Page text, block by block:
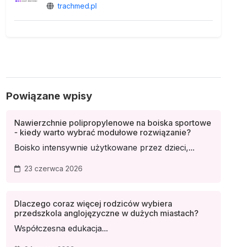
trachmed.pl
Powiązane wpisy
Nawierzchnie polipropylenowe na boiska sportowe
- kiedy warto wybrać modułowe rozwiązanie?
Boisko intensywnie użytkowane przez dzieci,...
23 czerwca 2026
Dlaczego coraz więcej rodziców wybiera
przedszkola anglojęzyczne w dużych miastach?
Współczesna edukacja...